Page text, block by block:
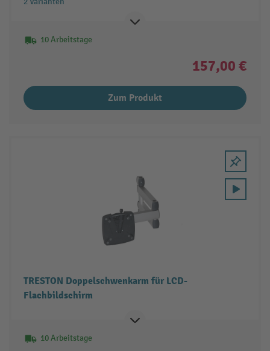
10 Arbeitstage
157,00 €
Zum Produkt
TRESTON Doppelschwenkarm für LCD-
Flachbildschirm
10 Arbeitstage